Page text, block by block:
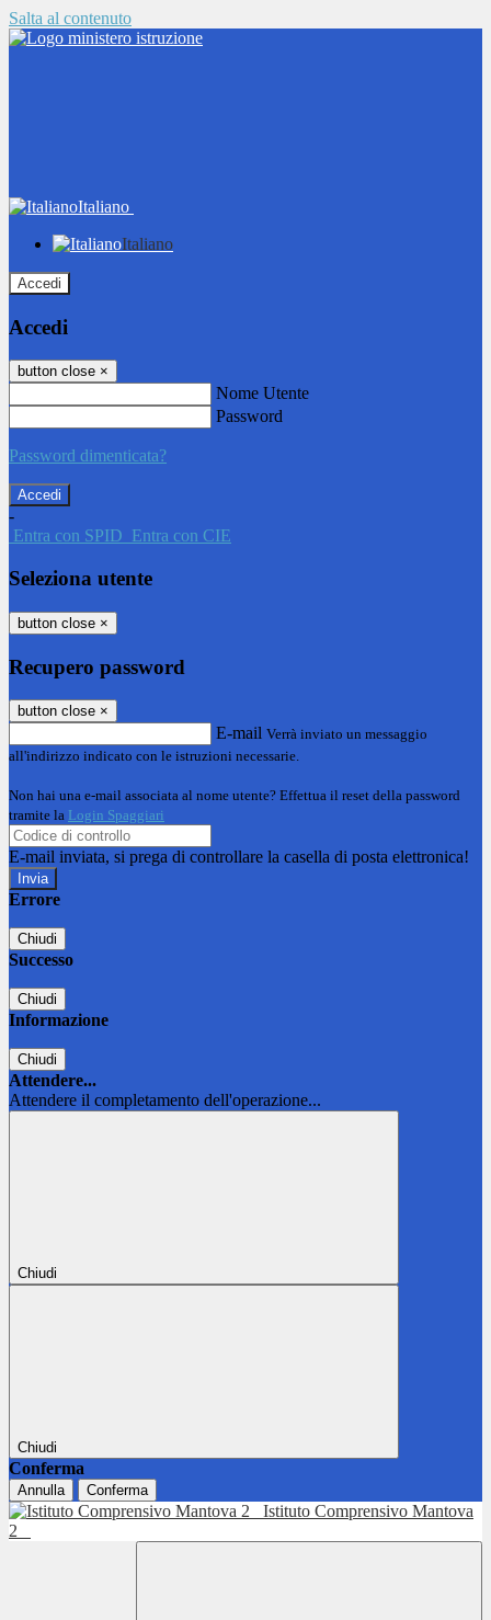
Salta al contenuto
Italiano
Italiano
Accedi
Accedi
button close ×
Nome Utente
Password
Password dimenticata?
-
Entra con SPID Entra con CIE
Seleziona utente
button close ×
Recupero password
button close ×
E-mail Verrà inviato un messaggio
all'indirizzo indicato con le istruzioni necessarie.
Non hai una e-mail associata al nome utente? Effettua il reset della password
tramite la Login Spaggiari
E-mail inviata, si prega di controllare la casella di posta elettronica!
Errore
Chiudi
Successo
Chiudi
Informazione
Chiudi
Attendere...
Attendere il completamento dell'operazione...
Chiudi
Chiudi
Conferma
Annulla Conferma
Istituto Comprensivo Mantova
2